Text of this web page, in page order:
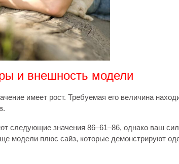
и внешность модели
имеет рост. Требуемая его величина
следующие значения 86–61–86, однако ваш
модели плюс сайз, которые демонстрируют